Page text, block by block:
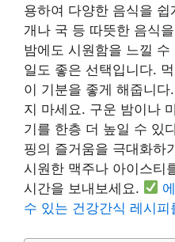
용하여 다양한 음식을
개나 국 등 따뜻한 음식
밤에도 시원함을 느낄
일도 좋은 선택입니다.
이 기분을 좋게 해줍니
지 마세요. 구운 밤이나
기를 한층 더 높일 수 있
핑의 즐거움을 극대화하
시원한 맥주나 아이스티
시간을 보내보세요.
수 있는 건강간식 레시피